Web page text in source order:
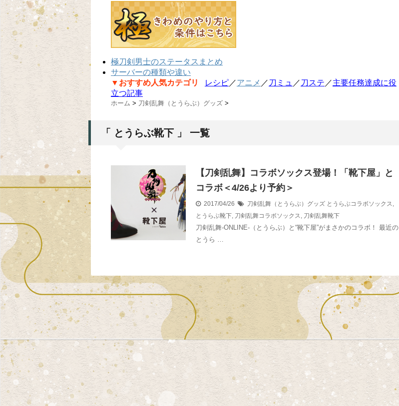
極刀剣男士のステータスまとめ
サーバーの種類や違い
▼おすすめ人気カテゴリ
レシピ／アニメ ／ 刀ミュ ／ 刀ステ ／主要任務達成に役
立つ記事
ホーム > 刀剣乱舞（とうらぶ）グッズ >
「 とうらぶ靴下 」 一覧
【刀剣乱舞】コラボソックス登場！「靴下屋」と
コラボ＜4/26より予約＞
2017/04/26 刀剣乱舞（とうらぶ）グッズ とうらぶコラボソックス,
とうらぶ靴下, 刀剣乱舞コラボソックス, 刀剣乱舞靴下
刀剣乱舞-ONLINE-（とうらぶ）と“靴下屋”がまさかのコラボ！ 最近の
とうら …